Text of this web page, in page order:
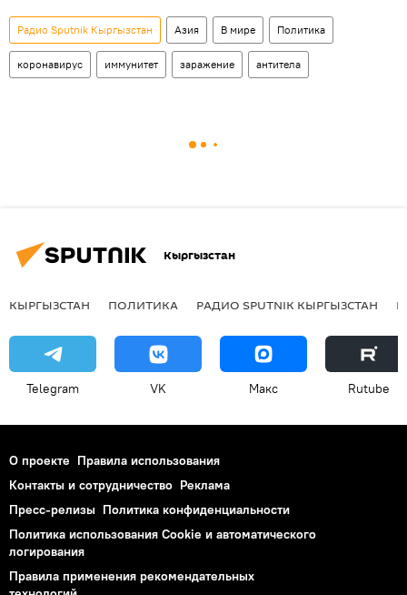
Радио Sputnik Кыргызстан Азия В мире Политика
коронавирус иммунитет заражение антитела
Кыргызстан
КЫРГЫЗСТАН ПОЛИТИКА РАДИО SPUTNIK КЫРГЫЗСТАН
Telegram VK Макс Rutube
О проекте Правила использования
Контакты и сотрудничество Реклама
Пресс-релизы Политика конфиденциальности
Политика использования Cookie и автоматического
логирования
Правила применения рекомендательных